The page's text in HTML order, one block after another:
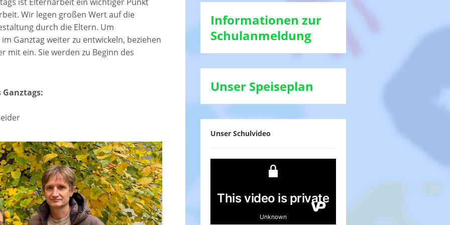
Wir legen großen Wert auf die
durch die Eltern. Um
Ganztag weiter zu entwickeln, beziehen
mit ein. Sie werden zu Beginn des
Informationen zur
Schulanmeldung
Unser Speiseplan
Unser Schulvideo